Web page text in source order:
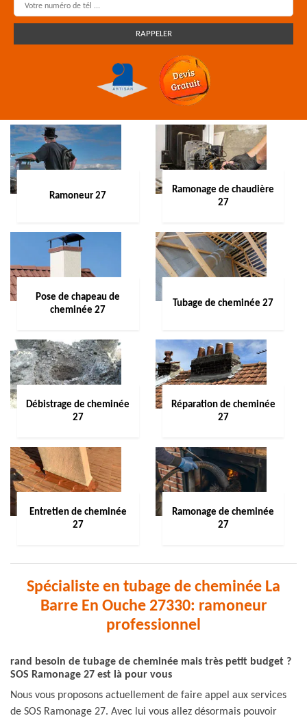
Ramoneur 27
Ramonage de chaudière
27
Pose de chapeau de
cheminée 27
Tubage de cheminée 27
Débistrage de cheminée
27
Réparation de cheminée
27
Entretien de cheminée
27
Ramonage de cheminée
27
Spécialiste en tubage de cheminée La
Barre En Ouche 27330: ramoneur
professionnel
rand besoin de tubage de cheminée mais très petit budget ?
SOS Ramonage 27 est là pour vous
Nous vous proposons actuellement de faire appel aux services
de SOS Ramonage 27. Avec lui vous allez désormais pouvoir